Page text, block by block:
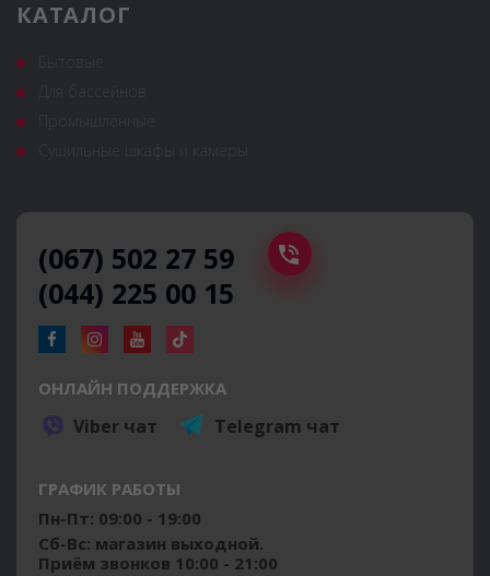
КАТАЛОГ
(067) 502 27 59
(044) 225 00 15
ОНЛАЙН ПОДДЕРЖКА
Viber чат Telegram чат
ГРАФИК РАБОТЫ
Пн-Пт: 09:00 - 19:00
Сб-Вс: магазин выходной.
Приём звонков 10:00 - 21:00